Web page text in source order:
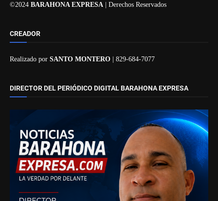
©2024 BARAHONA EXPRESA | Derechos Reservados
CREADOR
Realizado por SANTO MONTERO | 829-684-7077
DIRECTOR DEL PERIÓDICO DIGITAL BARAHONA EXPRESA